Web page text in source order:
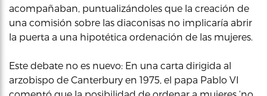
acompañaban, puntualizándoles que la creación de
una comisión sobre las diaconisas no implicaría abrir
la puerta a una hipotética ordenación de las mujeres.
Este debate no es nuevo: En una carta dirigida al
arzobispo de Canterbury en 1975, el papa Pablo VI